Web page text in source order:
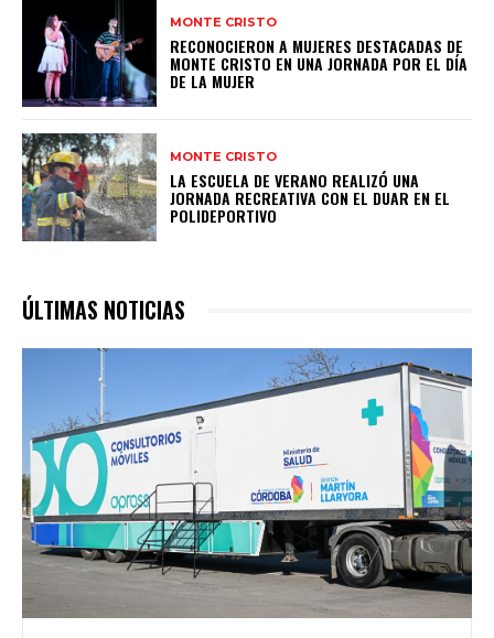
MONTE CRISTO
RECONOCIERON A MUJERES DESTACADAS DE
MONTE CRISTO EN UNA JORNADA POR EL DÍA
DE LA MUJER
MONTE CRISTO
LA ESCUELA DE VERANO REALIZÓ UNA
JORNADA RECREATIVA CON EL DUAR EN EL
POLIDEPORTIVO
ÚLTIMAS NOTICIAS